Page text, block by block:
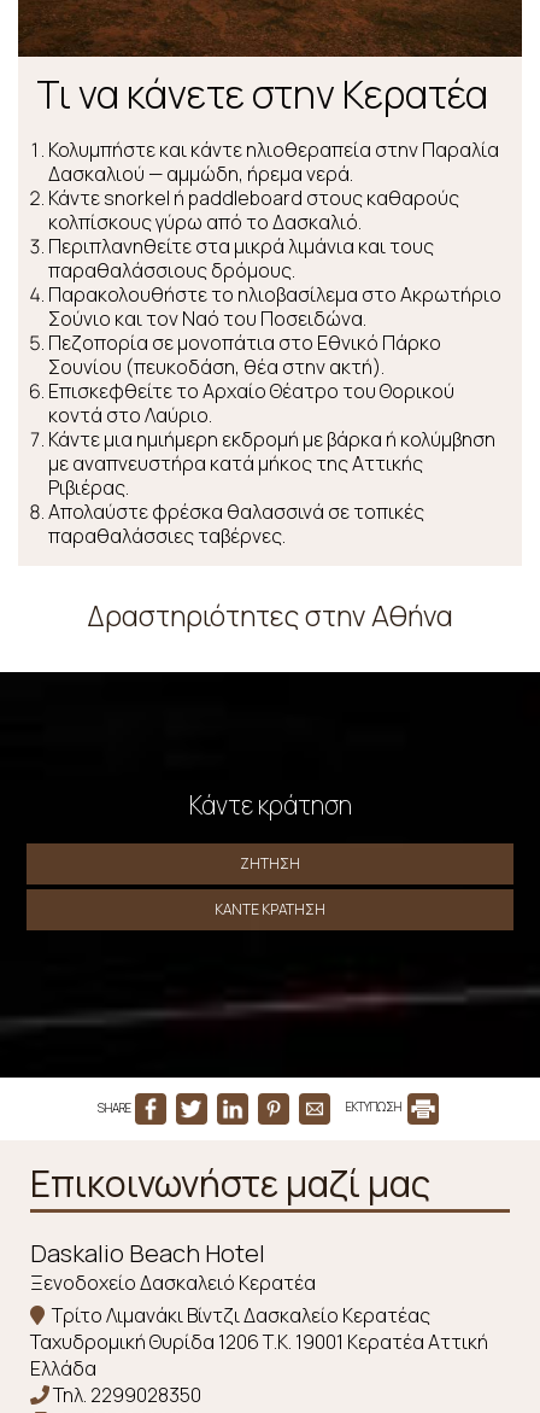
Τι να κάνετε στην Κερατέα
Κολυμπήστε και κάντε ηλιοθεραπεία στην Παραλία
Δασκαλιού — αμμώδη, ήρεμα νερά.
Κάντε snorkel ή paddleboard στους καθαρούς
κολπίσκους γύρω από το Δασκαλιό.
Περιπλανηθείτε στα μικρά λιμάνια και τους
παραθαλάσσιους δρόμους.
Παρακολουθήστε το ηλιοβασίλεμα στο Ακρωτήριο
Σούνιο και τον Ναό του Ποσειδώνα.
Πεζοπορία σε μονοπάτια στο Εθνικό Πάρκο
Σουνίου (πευκοδάση, θέα στην ακτή).
Επισκεφθείτε το Αρχαίο Θέατρο του Θορικού
κοντά στο Λαύριο.
Κάντε μια ημιήμερη εκδρομή με βάρκα ή κολύμβηση
με αναπνευστήρα κατά μήκος της Αττικής
Ριβιέρας.
Απολαύστε φρέσκα θαλασσινά σε τοπικές
παραθαλάσσιες ταβέρνες.
Δραστηριότητες στnν Αθήνα
Κάντε κράτηση
ΖΉΤΗΣΗ
ΚΆΝΤΕ ΚΡΆΤΗΣΗ
SHARE ΕΚΤΥΠΩΣΗ
Επικοινωνήστε μαζί μας
Daskalio Beach Hotel
Ξενοδοχείο Δασκαλειό Κερατέα
Tρίτο Λιμανάκι Βίντζι Δασκαλείο Κερατέας
Ταχυδρομική Θυρίδα 1206 Τ.Κ. 19001 Κερατέα Αττική
Ελλάδα
Τηλ. 2299028350